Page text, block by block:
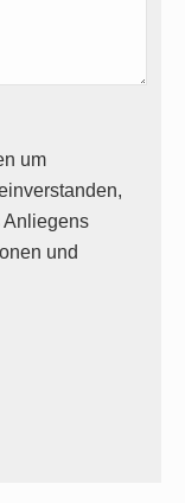
um
Anliegens
und